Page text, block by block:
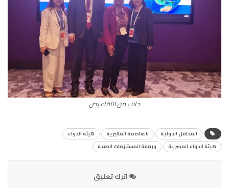
جانب من اللقاء يص
المحافل الدولية بالعاصمة الماليزية
هيئة الدواء
هيئة الدواء المصرية
ورقابة المستلزمات الطبية
اترك تعليق